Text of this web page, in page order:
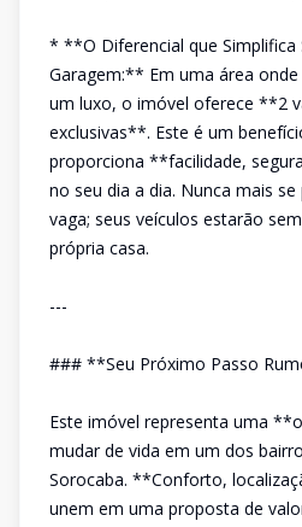
* **O Diferencial que Simplifica
Garagem:** Em uma área
um luxo, o imóvel oferece **2
exclusivas**. Este é um
proporciona **facilidade,
no seu dia a dia. Nunca mais
vaga; seus veículos estarão
própria casa.
---
### **Seu Próximo Passo
Este imóvel representa uma
mudar de vida em um dos
Sorocaba. **Conforto,
unem em uma proposta de